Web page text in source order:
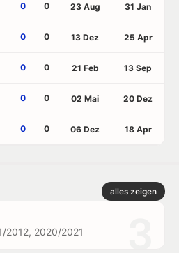
0 0 23 Aug 31 Jan
0 0 13 Dez 25 Apr
0 0 21 Feb 13 Sep
0 0 02 Mai 20 Dez
0 0 06 Dez 18 Apr
alles zeigen
2012, 2020/2021